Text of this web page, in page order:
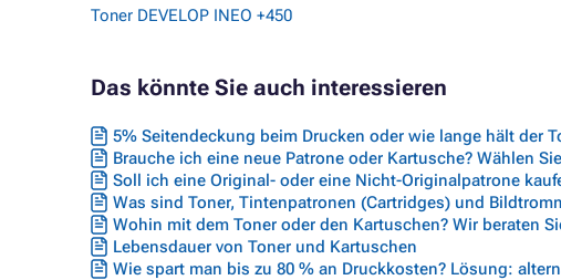
Toner DEVELOP INEO +450
Das könnte Sie auch interessieren
5% Seitendeckung beim Drucken oder wie lange hält der
Brauche ich eine neue Patrone oder Kartusche? Wählen
Soll ich eine Original- oder eine Nicht-Originalpatrone
Was sind Toner, Tintenpatronen (Cartridges) und
Wohin mit dem Toner oder den Kartuschen? Wir beraten
Lebensdauer von Toner und Kartuschen
Wie spart man bis zu 80 % an Druckkosten? Lösung: